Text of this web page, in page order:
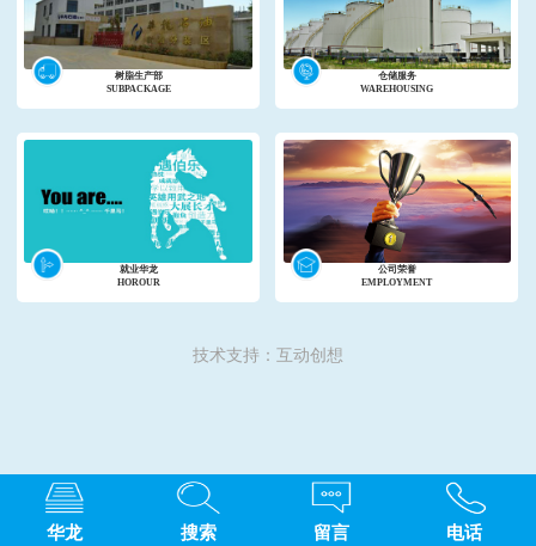
树脂生产部
SUBPACKAGE
仓储服务
WAREHOUSING
就业华龙
HOROUR
公司荣誉
EMPLOYMENT
技术支持：互动创想
华龙 搜索 留言 电话